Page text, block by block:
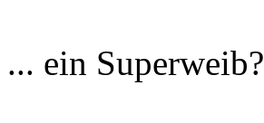
... ein Superweib?